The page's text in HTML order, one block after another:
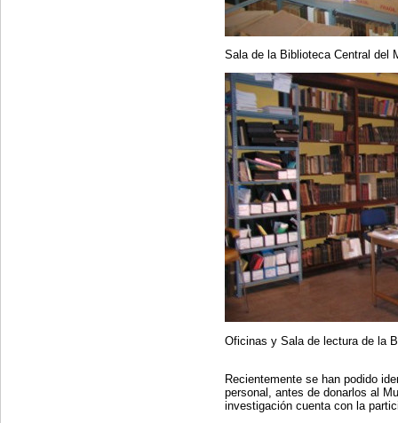
Sala de la Biblioteca Central del
Oficinas y Sala de lectura de la
Recientemente se han podido
personal, antes de donarlos al
investigación cuenta con la